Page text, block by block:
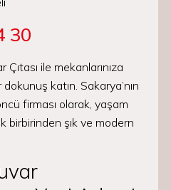
30
Çıtası ile mekanlarınıza
katın. Sakarya’nın
firması olarak, yaşam
birbirinden şık ve modern